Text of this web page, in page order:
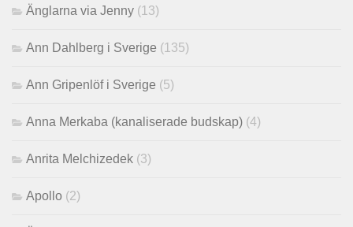
Änglarna via Jenny (13)
Ann Dahlberg i Sverige (135)
Ann Gripenlöf i Sverige (5)
Anna Merkaba (kanaliserade budskap) (4)
Anrita Melchizedek (3)
Apollo (2)